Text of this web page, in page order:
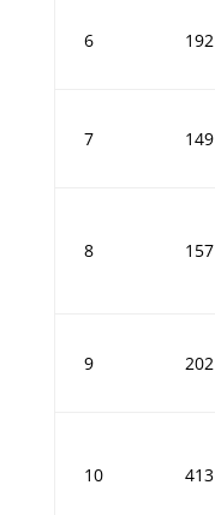
6 192
7 149
8 157
9 202
10 413